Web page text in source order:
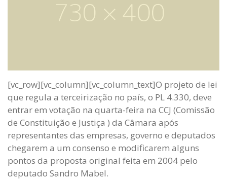
[vc_row][vc_column][vc_column_text]O projeto de lei
que regula a terceirização no país, o PL 4.330, deve
entrar em votação na quarta-feira na CCJ (Comissão
de Constituição e Justiça ) da Câmara após
representantes das empresas, governo e deputados
chegarem a um consenso e modificarem alguns
pontos da proposta original feita em 2004 pelo
deputado Sandro Mabel.